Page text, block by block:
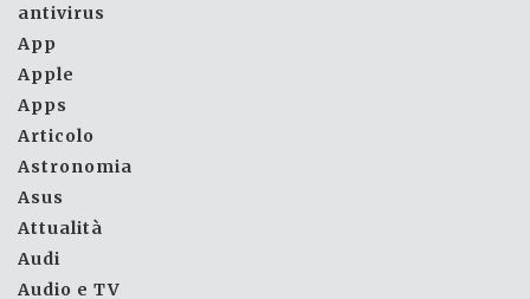
antivirus
App
Apple
Apps
Articolo
Astronomia
Asus
Attualità
Audi
Audio e TV